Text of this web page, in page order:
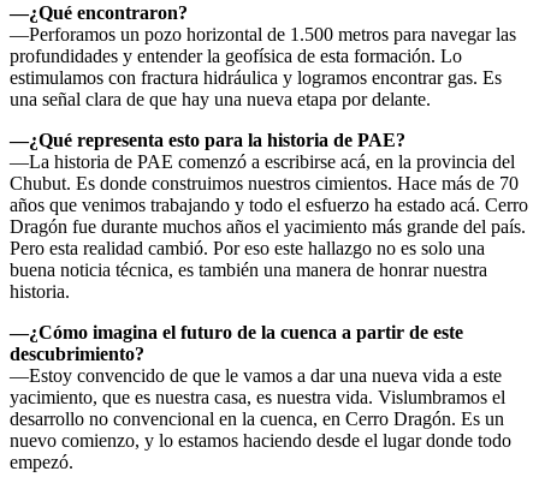
—¿Qué encontraron?
—Perforamos un pozo horizontal de 1.500 metros para navegar las
profundidades y entender la geofísica de esta formación. Lo
estimulamos con fractura hidráulica y logramos encontrar gas. Es
una señal clara de que hay una nueva etapa por delante.
—¿Qué representa esto para la historia de PAE?
—La historia de PAE comenzó a escribirse acá, en la provincia del
Chubut. Es donde construimos nuestros cimientos. Hace más de 70
años que venimos trabajando y todo el esfuerzo ha estado acá. Cerro
Dragón fue durante muchos años el yacimiento más grande del país.
Pero esta realidad cambió. Por eso este hallazgo no es solo una
buena noticia técnica, es también una manera de honrar nuestra
historia.
—¿Cómo imagina el futuro de la cuenca a partir de este
descubrimiento?
—Estoy convencido de que le vamos a dar una nueva vida a este
yacimiento, que es nuestra casa, es nuestra vida. Vislumbramos el
desarrollo no convencional en la cuenca, en Cerro Dragón. Es un
nuevo comienzo, y lo estamos haciendo desde el lugar donde todo
empezó.